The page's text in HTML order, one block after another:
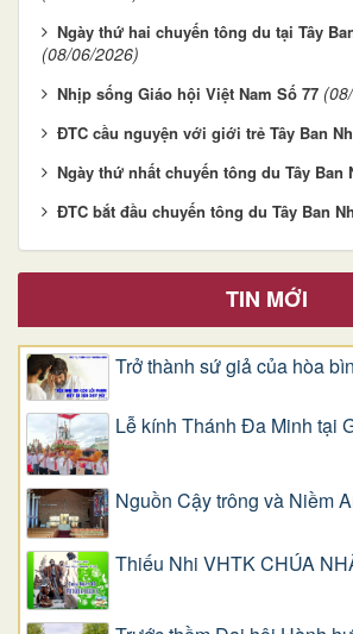
Ngày thứ hai chuyến tông du tại Tây
(08/06/2026)
Nhịp sống Giáo hội Việt Nam Số 77
ĐTC cầu nguyện với giới trẻ Tây Ban
Ngày thứ nhất chuyến tông du Tây Ban
ĐTC bắt đầu chuyến tông du Tây Ban
TIN MỚI
Trở thành sứ giả của hòa
Lễ kính Thánh Đa Minh tại
Nguồn Cậy trông và Niềm
Thiếu Nhi VHTK CHÚA